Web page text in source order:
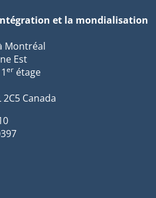
et la mondialisation
Montréal
Est
er étage
Canada